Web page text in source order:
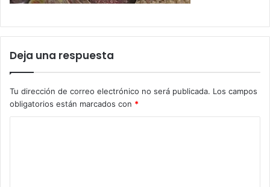
Deja una respuesta
Tu dirección de correo electrónico no será publicada. Los campos
obligatorios están marcados con *